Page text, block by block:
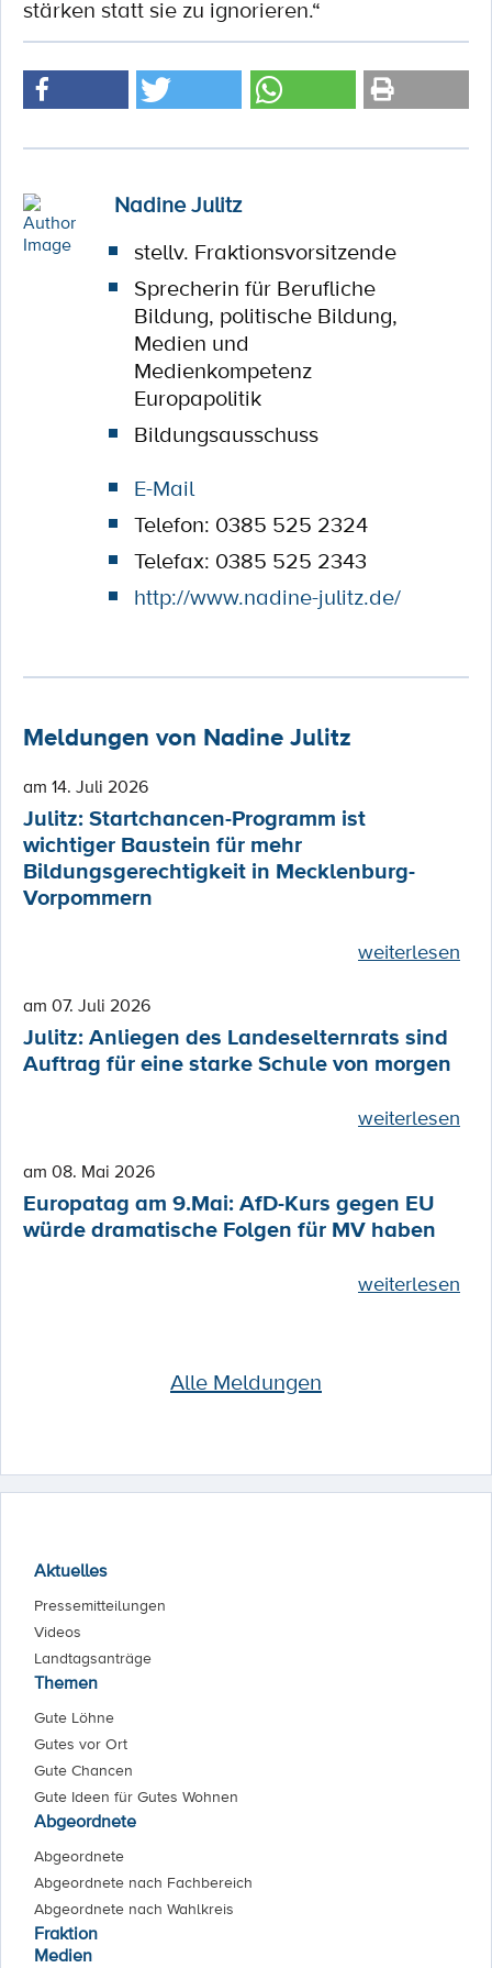
stärken statt sie zu ignorieren.“
Nadine Julitz
stellv. Fraktionsvorsitzende
Sprecherin für Berufliche
Bildung, politische Bildung,
Medien und
Medienkompetenz
Europapolitik
Bildungsausschuss
E-Mail
Telefon: 0385 525 2324
Telefax: 0385 525 2343
http://www.nadine-julitz.de/
Meldungen von Nadine Julitz
am 14. Juli 2026
Julitz: Startchancen-Programm ist
wichtiger Baustein für mehr
Bildungsgerechtigkeit in Mecklenburg-
Vorpommern
weiterlesen
am 07. Juli 2026
Julitz: Anliegen des Landeselternrats sind
Auftrag für eine starke Schule von morgen
weiterlesen
am 08. Mai 2026
Europatag am 9.Mai: AfD-Kurs gegen EU
würde dramatische Folgen für MV haben
weiterlesen
Alle Meldungen
Aktuelles
Pressemitteilungen
Videos
Landtagsanträge
Themen
Gute Löhne
Gutes vor Ort
Gute Chancen
Gute Ideen für Gutes Wohnen
Abgeordnete
Abgeordnete
Abgeordnete nach Fachbereich
Abgeordnete nach Wahlkreis
Fraktion
Medien